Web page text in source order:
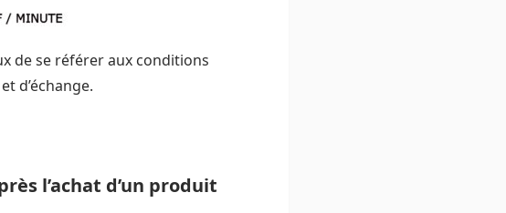
de se référer aux conditions
d’échange.
l’achat d’un produit